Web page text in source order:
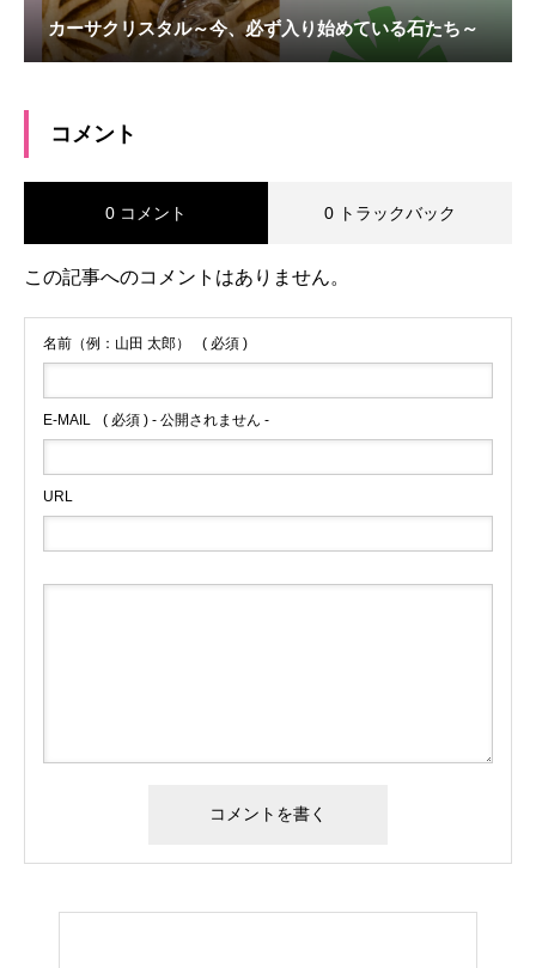
カーサクリスタル～今、必ず入り始めている石たち～
コメント
0 コメント 0 トラックバック
この記事へのコメントはありません。
名前（例：山田 太郎） ( 必須 )
E-MAIL ( 必須 ) - 公開されません -
URL